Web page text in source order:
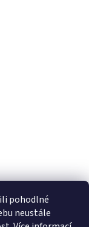
pohodlné
neustále